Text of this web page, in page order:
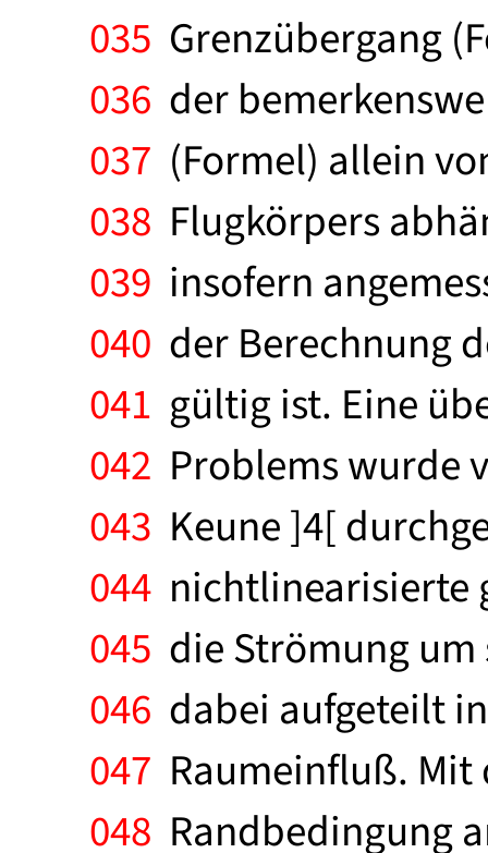
035 Grenzübergang
036 der
037 (Formel) allein
038 Flugkörpers
039 insofern
040 der Berechnung
041 gültig ist. Eine
042 Problems wurde
043 Keune ]4[
044 nichtlinearisierte
045 die Strömung
046 dabei aufgeteilt
047 Raumeinfluß.
048 Randbedingung